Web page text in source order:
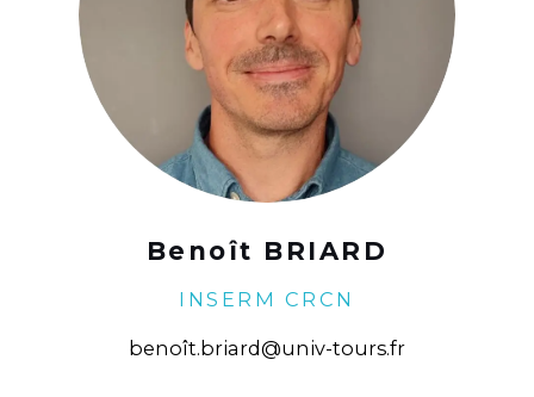
Benoît BRIARD
INSERM CRCN
benoît.briard@univ-tours.fr